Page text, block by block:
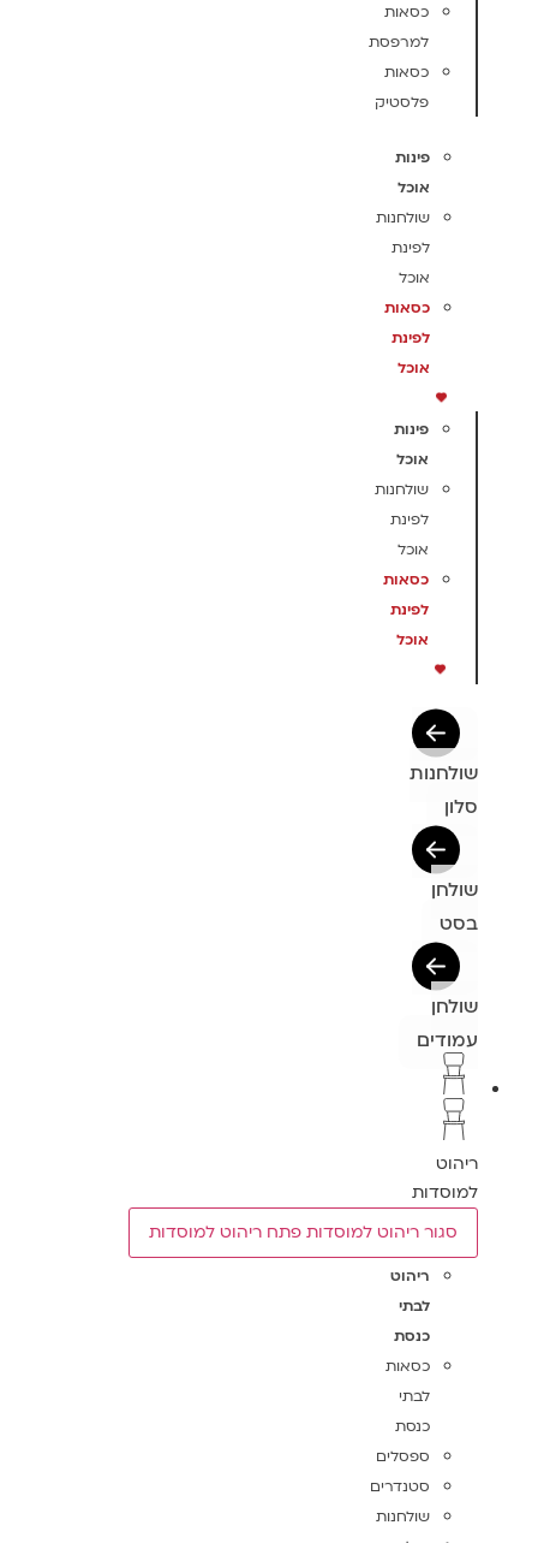
כסאות
למרפסת
כסאות
פלסטיק
פינות
אוכל
שולחנות
לפינת
אוכל
כסאות
לפינת
אוכל
פינות
אוכל
שולחנות
לפינת
אוכל
כסאות
לפינת
אוכל
שולחנות
סלון
שולחן
בסט
שולחן
עמודים
ריהוט
למוסדות
סגור ריהוט למוסדות פתח ריהוט למוסדות
ריהוט
לבתי
כנסת
כסאות
לבתי
כנסת
ספסלים
סטנדרים
שולחנות